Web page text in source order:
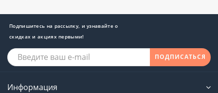
Подпишитесь на рассылку, и узнавайте о
скидках и акциях первыми!
ПОДПИСАТЬСЯ
Информация